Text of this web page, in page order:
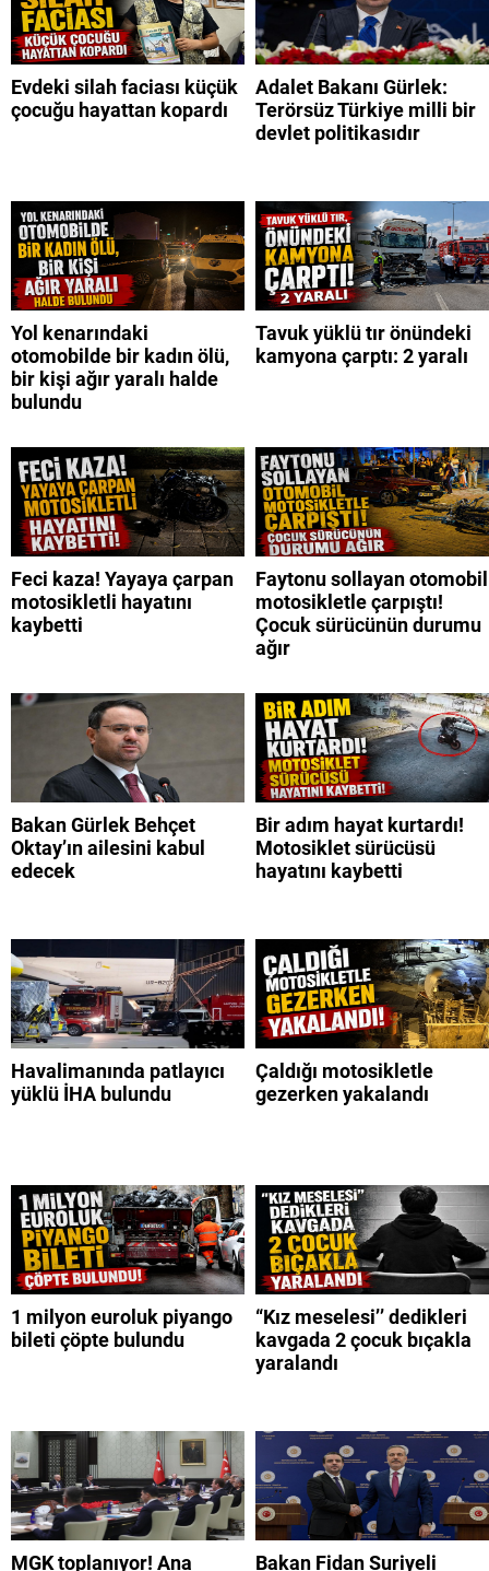
Evdeki silah faciası küçük
çocuğu hayattan kopardı
Adalet Bakanı Gürlek:
Terörsüz Türkiye milli bir
devlet politikasıdır
Yol kenarındaki
otomobilde bir kadın ölü,
bir kişi ağır yaralı halde
bulundu
Tavuk yüklü tır önündeki
kamyona çarptı: 2 yaralı
Feci kaza! Yayaya çarpan
motosikletli hayatını
kaybetti
Faytonu sollayan otomobil
motosikletle çarpıştı!
Çocuk sürücünün durumu
ağır
Bakan Gürlek Behçet
Oktay’ın ailesini kabul
edecek
Bir adım hayat kurtardı!
Motosiklet sürücüsü
hayatını kaybetti
Havalimanında patlayıcı
yüklü İHA bulundu
Çaldığı motosikletle
gezerken yakalandı
1 milyon euroluk piyango
bileti çöpte bulundu
“Kız meselesi’’ dedikleri
kavgada 2 çocuk bıçakla
yaralandı
MGK toplanıyor! Ana Bakan Fidan Suriyeli